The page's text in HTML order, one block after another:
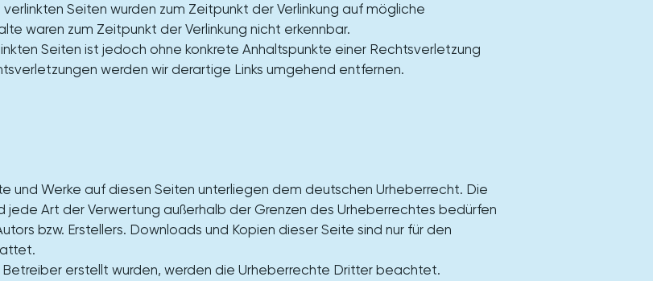
Seiten wurden zum Zeitpunkt der Verlinkung auf mögliche
waren zum Zeitpunkt der Verlinkung nicht erkennbar.
Seiten ist jedoch ohne konkrete Anhaltspunkte einer Rechtsverletzung
werden wir derartige Links umgehend entfernen.
und Werke auf diesen Seiten unterliegen dem deutschen Urheberrecht. Die
jede Art der Verwertung außerhalb der Grenzen des Urheberrechtes bedürfen
bzw. Erstellers. Downloads und Kopien dieser Seite sind nur für den
erstellt wurden, werden die Urheberrechte Dritter beachtet.